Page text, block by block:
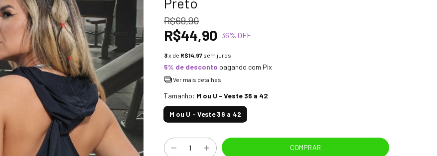
R$69,90
R$44,90 36% OFF
3x de R$14,97 sem juros
5% de desconto pagando com Pix
Ver mais detalhes
Tamanho: M ou U - Veste 36 a 42
M ou U - Veste 36 a 42